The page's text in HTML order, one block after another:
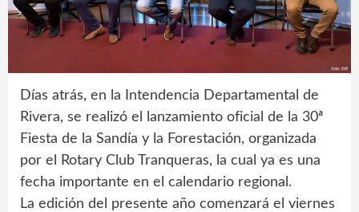
Días atrás, en la Intendencia Departamental de
Rivera, se realizó el lanzamiento oficial de la 30ª
Fiesta de la Sandía y la Forestación, organizada
por el Rotary Club Tranqueras, la cual ya es una
fecha importante en el calendario regional.
La edición del presente año comenzará el viernes